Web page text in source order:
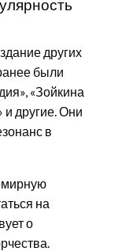
других
были
«Зойкина
и другие. Они
в
на
о